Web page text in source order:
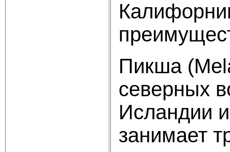
Пикша
северных
Исландии
занимает